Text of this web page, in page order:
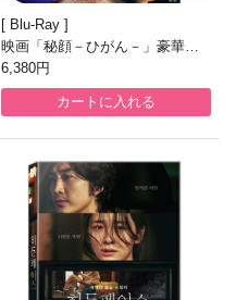
Blu-Ray
映画「秘顔－ひがん－」豪華版
Blu-ray
6,380円
カートに入れる